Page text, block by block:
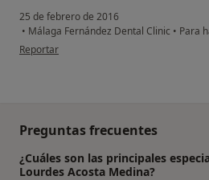
25 de febrero de 2016
• Málaga Fernández Dental Clinic • Para
en opinión del usuario paciente
Reportar
Preguntas frecuentes
¿Cuáles son las principales
Lourdes Acosta Medina?